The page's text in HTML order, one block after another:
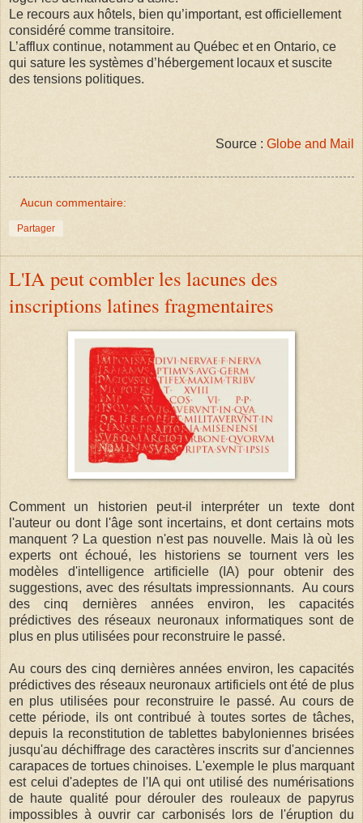
Le recours aux hôtels, bien qu’important, est officiellement
considéré comme transitoire.
L’afflux continue, notamment au Québec et en Ontario, ce
qui sature les systèmes d’hébergement locaux et suscite
des tensions politiques.
Source : Globe and Mail
Aucun commentaire:
Partager
L'IA peut combler les lacunes des
inscriptions latines fragmentaires
Comment un historien peut-il interpréter un texte dont
l'auteur ou dont l'âge sont incertains, et dont certains mots
manquent ? La question n'est pas nouvelle. Mais là où les
experts ont échoué, les historiens se tournent vers les
modèles d'intelligence artificielle (IA) pour obtenir des
suggestions, avec des résultats impressionnants. Au cours
des cinq dernières années environ, les capacités
prédictives des réseaux neuronaux informatiques sont de
plus en plus utilisées pour reconstruire le passé.
Au cours des cinq dernières années environ, les capacités
prédictives des réseaux neuronaux artificiels ont été de plus
en plus utilisées pour reconstruire le passé. Au cours de
cette période, ils ont contribué à toutes sortes de tâches,
depuis la reconstitution de tablettes babyloniennes brisées
jusqu'au déchiffrage des caractères inscrits sur d'anciennes
carapaces de tortues chinoises. L'exemple le plus marquant
est celui d'adeptes de l'IA qui ont utilisé des numérisations
de haute qualité pour dérouler des rouleaux de papyrus
impossibles à ouvrir car carbonisés lors de l'éruption du